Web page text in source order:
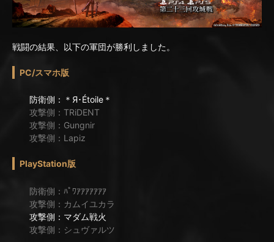
戦闘の結果、以下の軍団が勝利しました。
PC/スマホ版
防衛側：＊Я･Étoile＊
攻撃側：TRiDENT
攻撃側：Gungnir
攻撃側：Lapiz
PlayStation版
防衛側：ﾊﾟﾜｱｱｱｱｱｱｱ
攻撃側：カムイユカラ
攻撃側：マダム戦火
攻撃側：シュヴァルツ